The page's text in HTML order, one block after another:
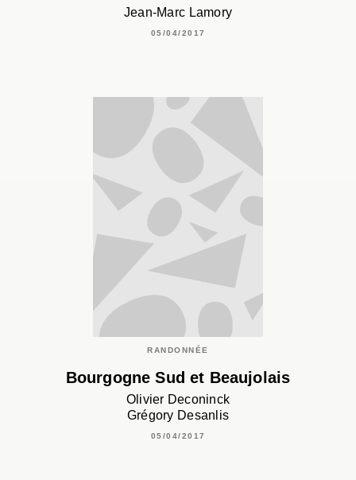
Jean-Marc Lamory
05/04/2017
RANDONNÉE
Bourgogne Sud et Beaujolais
Olivier Deconinck
Grégory Desanlis
05/04/2017